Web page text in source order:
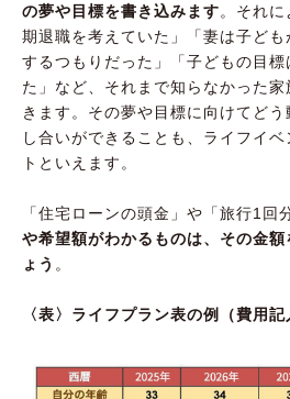
の夢や目標を書き込みます。それ
期退職を考えていた」「妻は子ど
するつもりだった」「子どもの目
た」など、それまで知らなかった
きます。その夢や目標に向けてど
し合いができることも、ライフイ
トといえます。
「住宅ローンの頭金」や「旅行1回
や希望額がわかるものは、その金
ょう 。
〈表〉ライフプラン表の例（費用記